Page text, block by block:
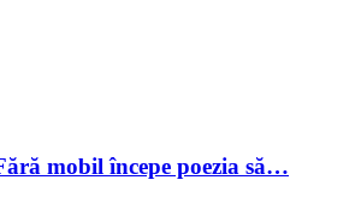
mobil începe poezia să…